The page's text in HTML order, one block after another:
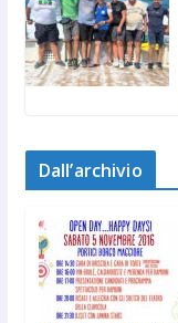
Dall’archivio